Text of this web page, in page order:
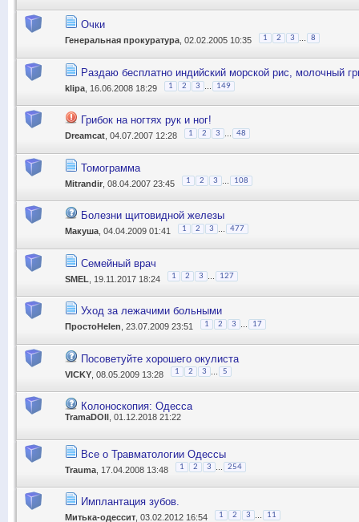
Очки
Генеральная прокуратура , 02.02.2005 10:35 1 2 3 8
Раздаю бесплатно индийский морской рис, молочный
klipa , 16.06.2008 18:29 1 2 3 149
Грибок на ногтях рук и ног!
Dreamcat , 04.07.2007 12:28 1 2 3 48
Томограмма
Mitrandir , 08.04.2007 23:45 1 2 3 ... 108
Болезни щитовидной железы
Макуша , 04.04.2009 01:41 1 2 3 477
Семейный врач
SMEL , 19.11.2017 18:24 1 2 3 127
Уход за лежачими больными
ПростоHelen , 23.07.2009 23:51 1 2 3 17
Посоветуйте хорошего окулиста
VICKY , 08.05.2009 13:28 1 2 3 5
Колоноскопия: Одесса
TramaDOll , 01.12.2018 21:22
Все о Травматологии Одессы
Trauma , 17.04.2008 13:48 1 2 3 254
Имплантация зубов.
Митька-одессит , 03.02.2012 16:54 1 2 3 11